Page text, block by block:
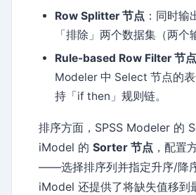
Row Splitter 节点 ：同时输
「排除」两个数据集（两个
Rule-based Row Filter 节点
Modeler 中 Select 节点的
持「if then」规则链。
排序方面，SPSS Modeler 的
iModel 的 Sorter 节点 ，配置
——选择排序列并指定升序/降
iModel 还提供了将缺失值移到